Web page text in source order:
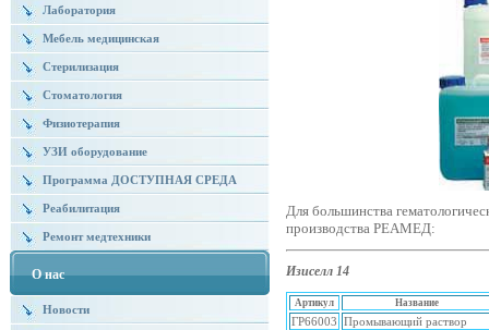
Лаборатория
Мебель медицинская
Стерилизация
Стоматология
Физиотерапия
УЗИ оборудование
Программа ДОСТУПНАЯ СРЕДА
Реабилитация
Ремонт медтехники
О нас
Новости
Для большинства
производства РЕАМЕД:
Изиселл 14
Артикул Название
ГР66003 Промывающий раствор